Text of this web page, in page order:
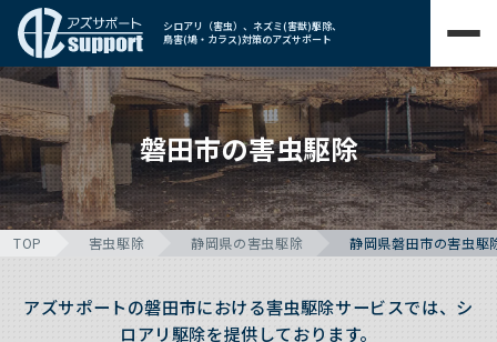
シロアリ（害虫）、ネズミ(害獣)駆除、
鳥害(鳩・カラス)対策のアズサポート
磐田市の害虫駆除
TOP 害虫駆除 静岡県の害虫駆除 静岡県磐田市の害虫駆
アズサポートの磐田市における害虫駆除サービスでは、シ
ロアリ駆除を提供しております。